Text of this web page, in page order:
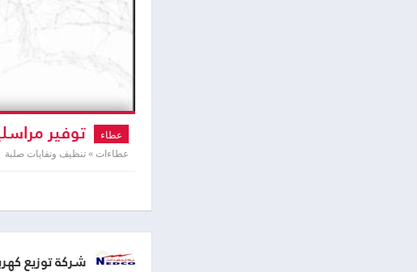
عطاء توفير
عطاءات » تنظيف ونفايات صلبة
شركة توزيع